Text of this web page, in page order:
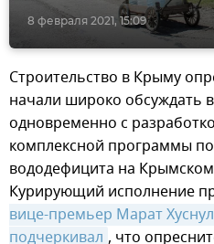
8 февраля 2021, 15:09
Строительство в Крыму
начали широко обсуждать
одновременно с
комплексной программы
вододефицита на
Курирующий исполнение
вице-премьер Марат
подчеркивал , что